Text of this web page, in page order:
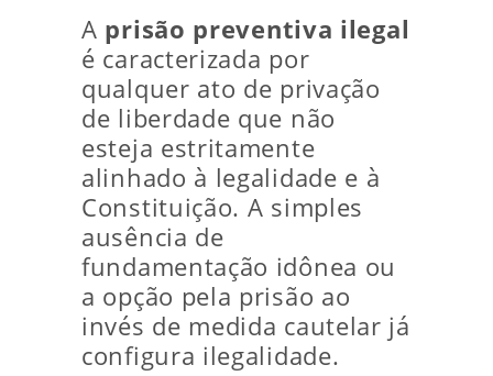
A prisão preventiva ilegal
é caracterizada por
qualquer ato de privação
de liberdade que não
esteja estritamente
alinhado à legalidade e à
Constituição. A simples
ausência de
fundamentação idônea ou
a opção pela prisão ao
invés de medida cautelar já
configura ilegalidade.